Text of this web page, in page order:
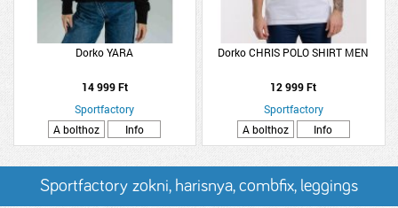
Dorko YARA
14 999 Ft
Sportfactory
A bolthoz
Info
Dorko CHRIS POLO SHIRT MEN
12 999 Ft
Sportfactory
A bolthoz
Info
Sportfactory zokni, harisnya, combfix, leggings